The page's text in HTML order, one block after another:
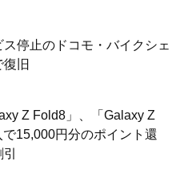
停止のドコモ・バイクシェ
旧
Z Fold8」、「Galaxy Z
15,000円分のポイント還